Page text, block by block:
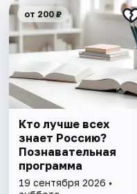
от 200 ₽
Кто лучше всех
знает Россию?
Познавательная
программа
19 сентября 2026 •